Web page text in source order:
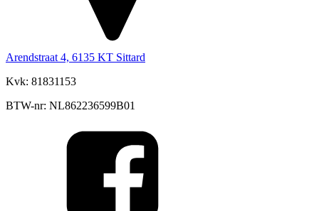
Arendstraat 4, 6135 KT Sittard
Kvk: 81831153
BTW-nr: NL862236599B01